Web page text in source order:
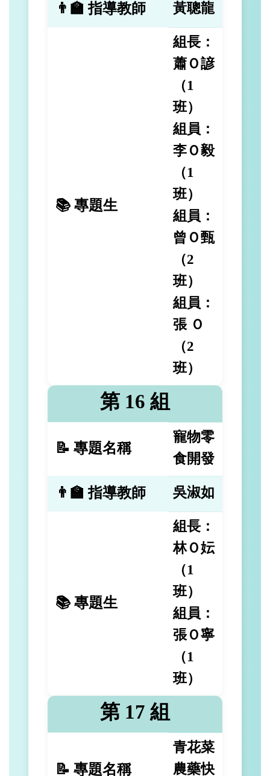
👨‍🏫 指導教師 黃聰龍
📚 專題生
組長：
蕭Ｏ諺
（1
班）
組員：
李Ｏ毅
（1
班）
組員：
曾Ｏ甄
（2
班）
組員：
張 Ｏ
（2
班）
第 16 組
📝 專題名稱
寵物零
食開發
👨‍🏫 指導教師 吳淑如
📚 專題生
組長：
林Ｏ妘
（1
班）
組員：
張Ｏ寧
（1
班）
第 17 組
📝 專題名稱
青花菜
農藥快